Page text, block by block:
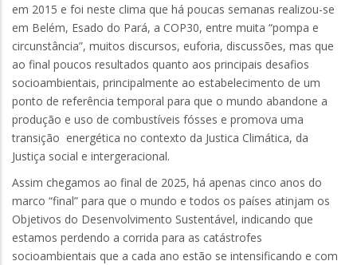
em 2015 e foi neste clima que há poucas semanas realizou-se
em Belém, Esado do Pará, a COP30, entre muita “pompa e
circunstância”, muitos discursos, euforia, discussões, mas que
ao final poucos resultados quanto aos principais desafios
socioambientais, principalmente ao estabelecimento de um
ponto de referência temporal para que o mundo abandone a
produção e uso de combustíveis fósses e promova uma
transição energética no contexto da Justica Climática, da
Justiça social e intergeracional.
Assim chegamos ao final de 2025, há apenas cinco anos do
marco “final” para que o mundo e todos os países atinjam os
Objetivos do Desenvolvimento Sustentável, indicando que
estamos perdendo a corrida para as catástrofes
socioambientais que a cada ano estão se intensificando e com